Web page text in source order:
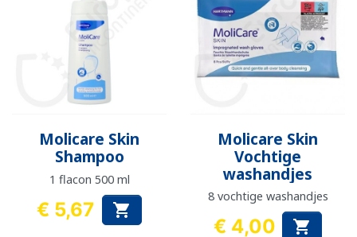
Molicare Skin
Shampoo
1 flacon 500 ml
Prijs
€ 5,67 
Molicare Skin
Vochtige
washandjes
8 vochtige washandjes
€ 4,00 